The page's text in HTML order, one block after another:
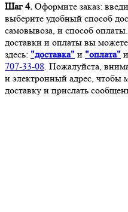
Шаг 4. Оформите заказ:
выберите удобный способ
самовывоза, и способ
доставки и оплаты вы
здесь: "доставка" и "оплата"
707-33-08. Пожалуйста,
и электронный адрес, чтобы
доставку и прислать